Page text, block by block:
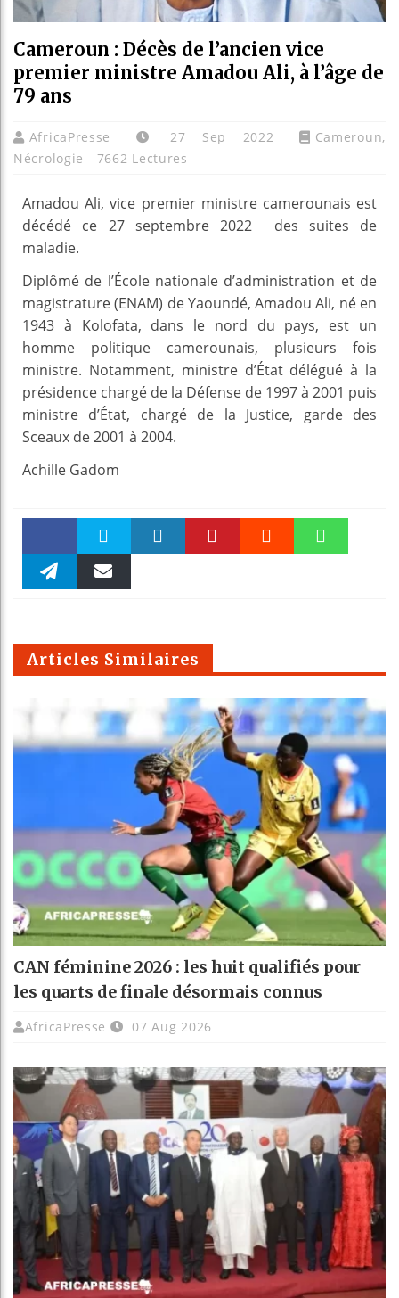
Cameroun : Décès de l’ancien vice
premier ministre Amadou Ali, à l’âge de
79 ans
AfricaPresse 27 Sep 2022 Cameroun,
Nécrologie
7662 Lectures
Amadou Ali, vice premier ministre camerounais est
décédé ce 27 septembre 2022 des suites de
maladie.
Diplômé de l’École nationale d’administration et de
magistrature (ENAM) de Yaoundé, Amadou Ali, né en
1943 à Kolofata, dans le nord du pays, est un
homme politique camerounais, plusieurs fois
ministre. Notamment, ministre d’État délégué à la
présidence chargé de la Défense de 1997 à 2001 puis
ministre d’État, chargé de la Justice, garde des
Sceaux de 2001 à 2004.
Achille Gadom
Faceboo Twitter
m
Articles Similaires
CAN féminine 2026 : les huit qualifiés pour
les quarts de finale désormais connus
AfricaPresse 07 Aug 2026